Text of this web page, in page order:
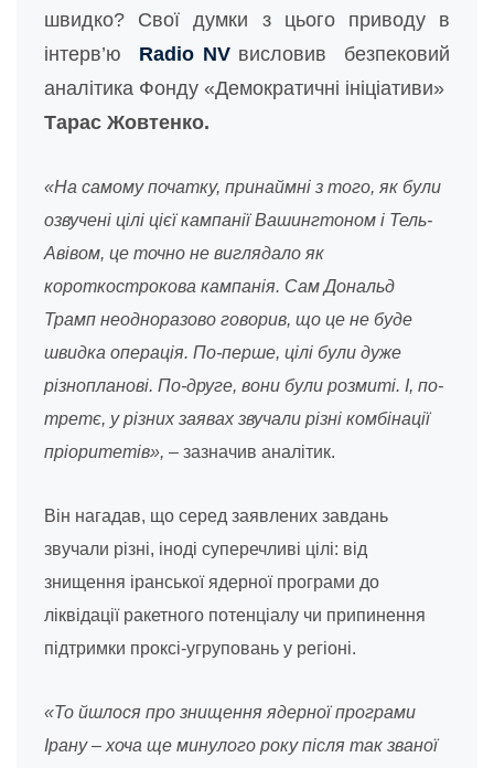
швидко? Свої думки з цього приводу в
інтерв’ю Radio NV висловив безпековий
аналітика Фонду «Демократичні ініціативи»
Тарас Жовтенко.
«На самому початку, принаймні з того, як були
озвучені цілі цієї кампанії Вашингтоном і Тель-
Авівом, це точно не виглядало як
короткострокова кампанія. Сам Дональд
Трамп неодноразово говорив, що це не буде
швидка операція. По-перше, цілі були дуже
різнопланові. По-друге, вони були розмиті. І, по-
третє, у різних заявах звучали різні комбінації
пріоритетів», – зазначив аналітик.
Він нагадав, що серед заявлених завдань
звучали різні, іноді суперечливі цілі: від
знищення іранської ядерної програми до
ліквідації ракетного потенціалу чи припинення
підтримки проксі-угруповань у регіоні.
«То йшлося про знищення ядерної програми
Ірану – хоча ще минулого року після так званої